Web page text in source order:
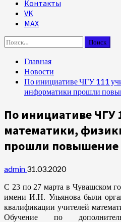
Контакты
VK
MAX
Найти:
Главная
Новости
По инициативе ЧГУ 111
информатики прошли
По инициативе ЧГУ
математики,
прошли
admin 31.03.2020
С 23 по 27 марта в Чувашском
имени И.Н. Ульянова были
квалификации учителей
Обучение по